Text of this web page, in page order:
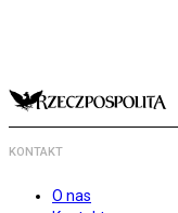
KONTAKT
O nas